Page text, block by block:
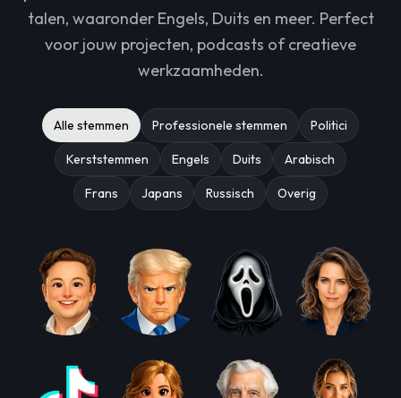
talen, waaronder Engels, Duits en meer. Perfect
voor jouw projecten, podcasts of creatieve
werkzaamheden.
Alle stemmen Professionele stemmen Politici
Kerststemmen Engels Duits Arabisch
Frans Japans Russisch Overig